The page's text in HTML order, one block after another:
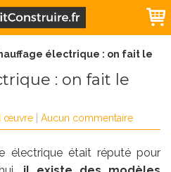
électrique : on fait le
: on fait le
œuvre Aucun commentaire
électrique était réputé pour